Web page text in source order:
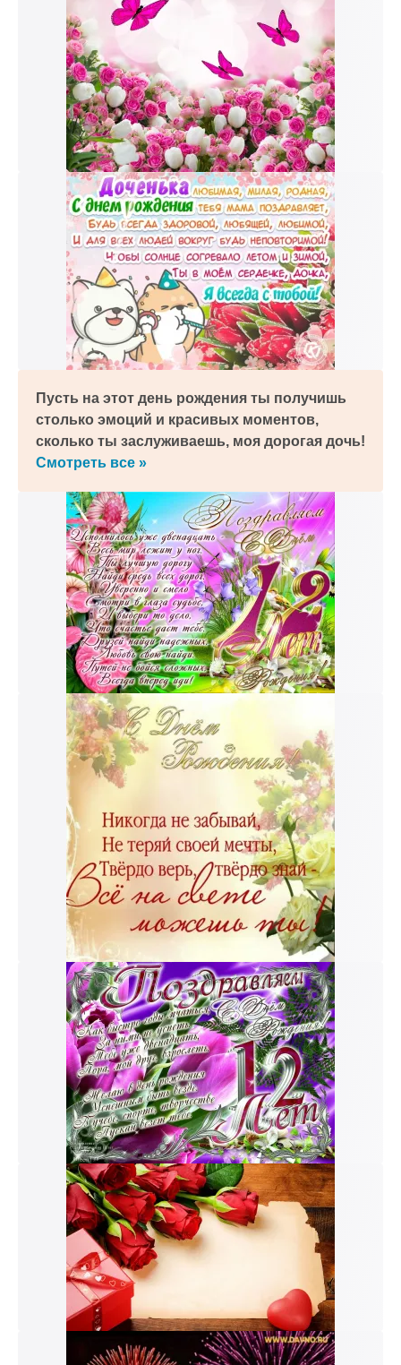
Пусть на этот день рождения ты получишь
столько эмоций и красивых моментов,
сколько ты заслуживаешь, моя дорогая дочь!
Смотреть все »